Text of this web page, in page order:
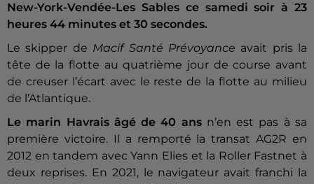
New-York-Vendée-Les Sables ce samedi soir à 23
heures 44 minutes et 30 secondes.
Le skipper de Macif Santé Prévoyance avait pris la
tête de la flotte au quatrième jour de course avant
de creuser l’écart avec le reste de la flotte au milieu
de l’Atlantique.
Le marin Havrais âgé de 40 ansn’en est pas à sa
première victoire. Il a remporté la transat AG2R en
2012 en tandem avec Yann Elies et la Roller Fastnet à
deux reprises. En 2021, le navigateur avait franchi la